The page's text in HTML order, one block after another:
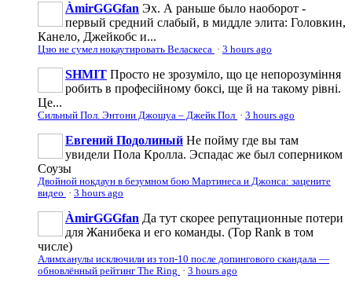
ÀmirGGGfan Эх. А раньше было наоборот -
первый средний слабый, в миддле элита: Головкин,
Канело, Джейкобс и...
Цзю не сумел нокаутировать Веласкеса · 3 hours ago
SHMIT Просто не зрозуміло, що це непорозуміння
робить в професійному боксі, ще й на такому рівні.
Це...
Сильный Пол. Энтони Джошуа – Джейк Пол · 3 hours ago
Евгений Подолиный Не пойму где вы там
увидели Пола Кролла. Эспадас же был соперником
Соузы
Двойной нокдаун в безумном бою Мартинеса и Джонса: зацените
видео · 3 hours ago
ÀmirGGGfan Да тут скорее репутационные потери
для Жанибека и его команды. (Top Rank в том
числе)
Алимханулы исключили из топ-10 после допингового скандала —
обновлённый рейтинг The Ring · 3 hours ago